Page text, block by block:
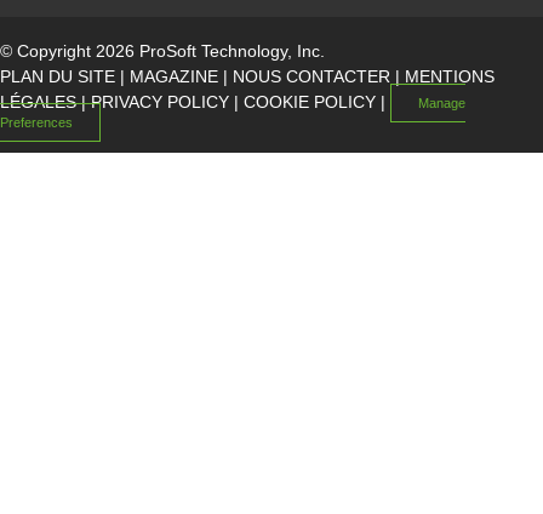
© Copyright 2026 ProSoft Technology, Inc.
PLAN DU SITE | MAGAZINE | NOUS CONTACTER | MENTIONS
LÉGALES|PRIVACY POLICY | COOKIE POLICY |
Manage
Preferences